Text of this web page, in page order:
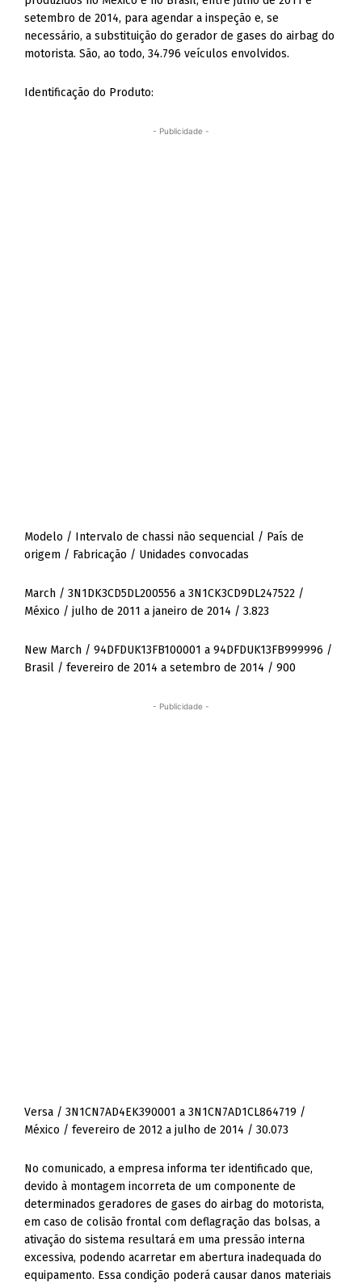
setembro de 2014, para agendar a inspeção e, se
necessário, a substituição do gerador de gases do airbag do
motorista. São, ao todo, 34.796 veículos envolvidos.
Identificação do Produto:
- Publicidade -
Modelo / Intervalo de chassi não sequencial / País de
origem / Fabricação / Unidades convocadas
March / 3N1DK3CD5DL200556 a 3N1CK3CD9DL247522 /
México / julho de 2011 a janeiro de 2014 / 3.823
New March / 94DFDUK13FB100001 a 94DFDUK13FB999996 /
Brasil / fevereiro de 2014 a setembro de 2014 / 900
- Publicidade -
Versa / 3N1CN7AD4EK390001 a 3N1CN7AD1CL864719 /
México / fevereiro de 2012 a julho de 2014 / 30.073
No comunicado, a empresa informa ter identificado que,
devido à montagem incorreta de um componente de
determinados geradores de gases do airbag do motorista,
em caso de colisão frontal com deflagração das bolsas, a
ativação do sistema resultará em uma pressão interna
excessiva, podendo acarretar em abertura inadequada do
equipamento. Essa condição poderá causar danos materiais